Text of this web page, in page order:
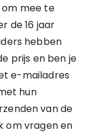
om mee te
de 16 jaar
hebben
prijs en ben je
e-mailadres
hun
van de
om vragen en